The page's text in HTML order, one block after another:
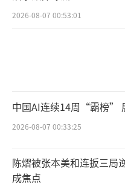
机沿着预设路线精
种法”，以地下5厘
到5℃作为标准，精
时，农场全域推广
准电控系统与专业
细化点播作业。
2026-08-07 00:53:01
中国AI连续14周“霸榜”
2026-08-07 00:33:25
陈熠被张本美和连扳三局
成焦点